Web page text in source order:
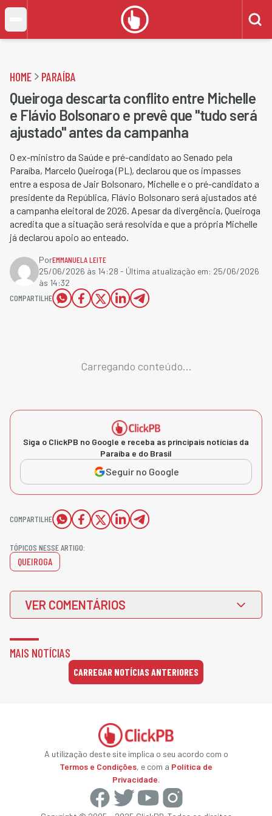
HOME PARAÍBA
Queiroga descarta conflito entre Michelle
e Flávio Bolsonaro e prevê que "tudo será
ajustado" antes da campanha
O ex-ministro da Saúde e pré-candidato ao Senado pela
Paraíba, Marcelo Queiroga (PL), declarou que os impasses
entre a esposa de Jair Bolsonaro, Michelle e o pré-candidato a
presidente da República, Flávio Bolsonaro será ajustados até
a campanha eleitoral de 2026. Apesar da divergência, Queiroga
acredita que a situação será resolvida e que a própria Michelle
já declarou apoio ao enteado.
PorEMMANUELA LEITE
25/06/2026 às 14:28 - Última atualização em: 25/06/2026
às 14:32
COMPARTILHE
Carregando conteúdo...
Siga o ClickPB no Google e receba as principais notícias da
Paraíba e do Brasil
Seguir no Google
COMPARTILHE
TÓPICOS NESSE ARTIGO:
QUEIROGA
VER COMENTÁRIOS
MAIS NOTÍCIAS
CARREGAR NOTÍCIAS ANTERIORES
A utilização deste site implica o seu acordo com o
Termos e Condições, e com a Política de
Privacidade.